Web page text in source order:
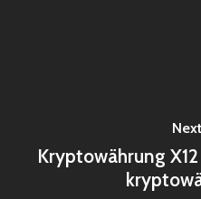
Kryptowährung